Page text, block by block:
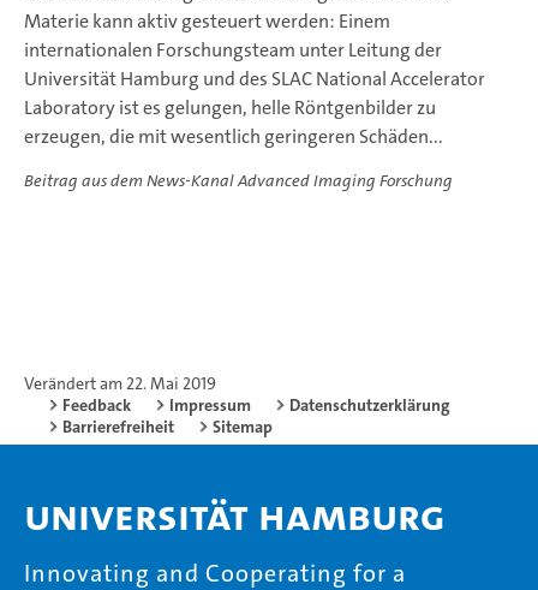
Materie kann aktiv gesteuert werden: Einem
internationalen Forschungsteam unter Leitung der
Universität Hamburg und des SLAC National Accelerator
Laboratory ist es gelungen, helle Röntgenbilder zu
erzeugen, die mit wesentlich geringeren Schäden...
Beitrag aus dem News-Kanal Advanced Imaging Forschung
Verändert am 22. Mai 2019
Feedback
Impressum
Datenschutzerklärung
Barrierefreiheit
Sitemap
Universität Hamburg
Innovating and Cooperating for a